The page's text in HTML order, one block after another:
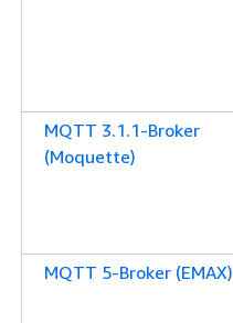
MQTT 3.1.1-Broker
(Moquette)
MQTT 5-Broker (EMAX)